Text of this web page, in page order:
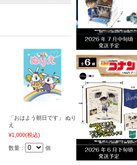
「おはよう朝日です」 ぬり
え
¥1,000(税込)
数量： 個